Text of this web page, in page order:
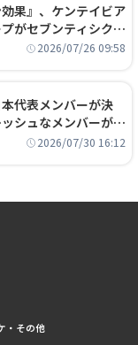
効果』、ケンテイビア
がセブンティシクサ
2026/07/26 09:58
代表メンバーが決
シュなメンバーが日
2026/07/30 16:12
・その他